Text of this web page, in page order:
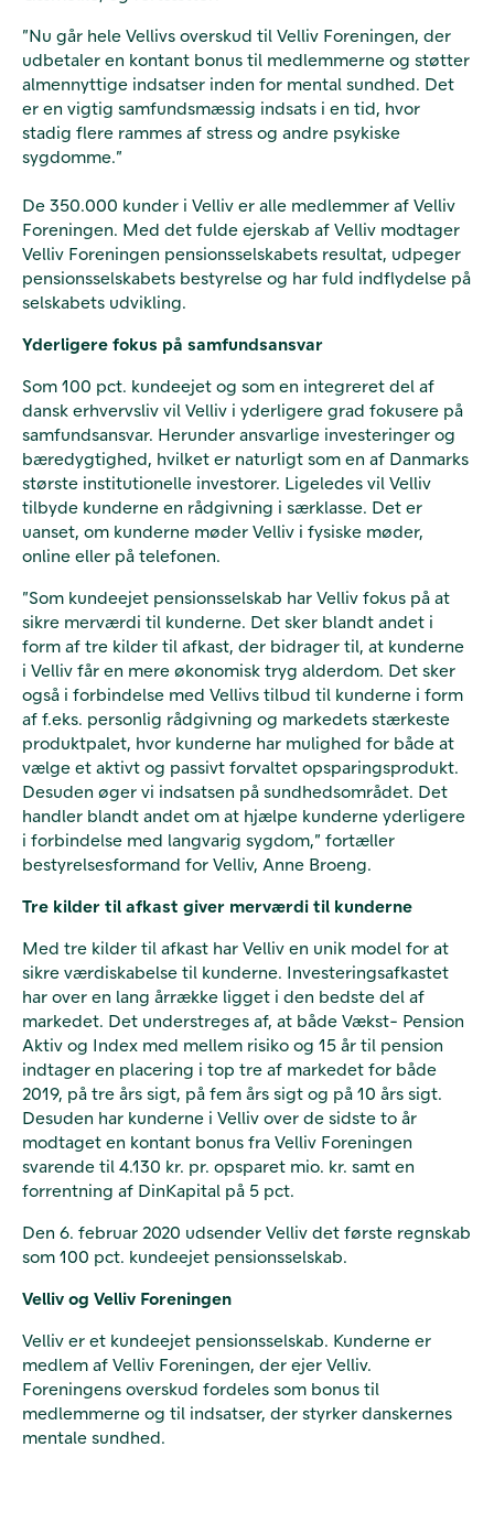
”Nu går hele Vellivs overskud til Velliv Foreningen, der
udbetaler en kontant bonus til medlemmerne og støtter
almennyttige indsatser inden for mental sundhed. Det
er en vigtig samfundsmæssig indsats i en tid, hvor
stadig flere rammes af stress og andre psykiske
sygdomme.”
De 350.000 kunder i Velliv er alle medlemmer af Velliv
Foreningen. Med det fulde ejerskab af Velliv modtager
Velliv Foreningen pensionsselskabets resultat, udpeger
pensionsselskabets bestyrelse og har fuld indflydelse på
selskabets udvikling.
Yderligere fokus på samfundsansvar
Som 100 pct. kundeejet og som en integreret del af
dansk erhvervsliv vil Velliv i yderligere grad fokusere på
samfundsansvar. Herunder ansvarlige investeringer og
bæredygtighed, hvilket er naturligt som en af Danmarks
største institutionelle investorer. Ligeledes vil Velliv
tilbyde kunderne en rådgivning i særklasse. Det er
uanset, om kunderne møder Velliv i fysiske møder,
online eller på telefonen.
”Som kundeejet pensionsselskab har Velliv fokus på at
sikre merværdi til kunderne. Det sker blandt andet i
form af tre kilder til afkast, der bidrager til, at kunderne
i Velliv får en mere økonomisk tryg alderdom. Det sker
også i forbindelse med Vellivs tilbud til kunderne i form
af f.eks. personlig rådgivning og markedets stærkeste
produktpalet, hvor kunderne har mulighed for både at
vælge et aktivt og passivt forvaltet opsparingsprodukt.
Desuden øger vi indsatsen på sundhedsområdet. Det
handler blandt andet om at hjælpe kunderne yderligere
i forbindelse med langvarig sygdom,” fortæller
bestyrelsesformand for Velliv, Anne Broeng.
Tre kilder til afkast giver merværdi til kunderne
Med tre kilder til afkast har Velliv en unik model for at
sikre værdiskabelse til kunderne. Investeringsafkastet
har over en lang årrække ligget i den bedste del af
markedet. Det understreges af, at både Vækst- Pension
Aktiv og Index med mellem risiko og 15 år til pension
indtager en placering i top tre af markedet for både
2019, på tre års sigt, på fem års sigt og på 10 års sigt.
Desuden har kunderne i Velliv over de sidste to år
modtaget en kontant bonus fra Velliv Foreningen
svarende til 4.130 kr. pr. opsparet mio. kr. samt en
forrentning af DinKapital på 5 pct.
Den 6. februar 2020 udsender Velliv det første regnskab
som 100 pct. kundeejet pensionsselskab.
Velliv og Velliv Foreningen
Velliv er et kundeejet pensionsselskab. Kunderne er
medlem af Velliv Foreningen, der ejer Velliv.
Foreningens overskud fordeles som bonus til
medlemmerne og til indsatser, der styrker danskernes
mentale sundhed.